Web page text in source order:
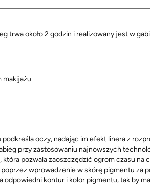
trwa około 2 godzin i realizowany jest w
makijażu
oczy, nadając im efekt linera z
przy zastosowaniu najnowszych
pozwala zaoszczędzić ogrom czasu na
wprowadzenie w skórę pigmentu za
kontur i kolor pigmentu, tak by